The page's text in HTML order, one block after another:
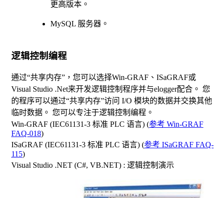
更高版本。
MySQL 服务器。
逻辑控制编程
通过“共享内存”，您可以选择Win-GRAF、ISaGRAF或
Visual Studio .Net来开发逻辑控制程序并与elogger配合。 您
的程序可以通过“共享内存”访问 I/O 模块的数据并交换其他
临时数据。 您可以专注于逻辑控制编程。
Win-GRAF (IEC61131-3 标准 PLC 语言) (参考 Win-GRAF
FAQ-018)
ISaGRAF (IEC61131-3 标准 PLC 语言) (参考 ISaGRAF FAQ-
115)
Visual Studio .NET (C#, VB.NET) : 逻辑控制演示